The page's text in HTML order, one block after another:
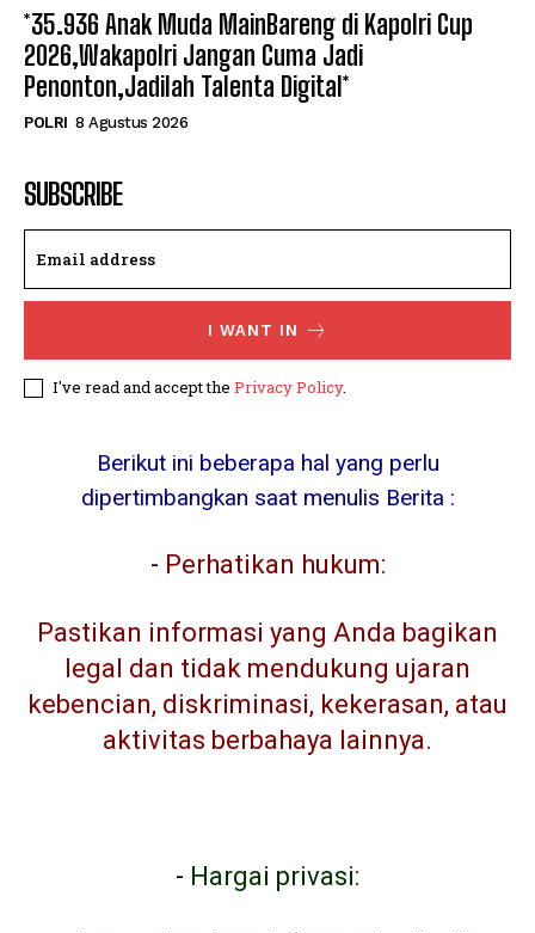
*35.936 Anak Muda MainBareng di Kapolri Cup
2026,Wakapolri Jangan Cuma Jadi
Penonton,Jadilah Talenta Digital*
POLRI 8 Agustus 2026
SUBSCRIBE
I WANT IN
I've read and accept the Privacy Policy.
Berikut ini beberapa hal yang perlu
dipertimbangkan saat menulis Berita :
- Perhatikan hukum:
Pastikan informasi yang Anda bagikan
legal dan tidak mendukung ujaran
kebencian, diskriminasi, kekerasan, atau
aktivitas berbahaya lainnya.
- Hargai privasi: